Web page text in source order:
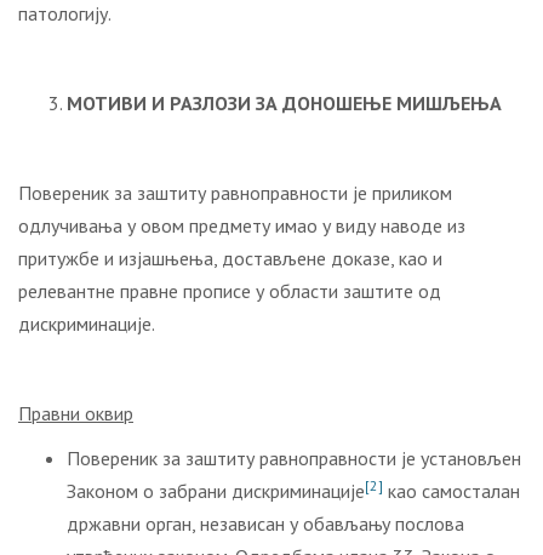
патологију.
МОТИВИ И РАЗЛОЗИ ЗА ДОНОШЕЊЕ МИШЉЕЊА
Повереник за заштиту равноправности је приликом
одлучивања у овом предмету имао у виду наводе из
притужбе и изјашњења, достављене доказе, као и
релевантне правне прописе у области заштите од
дискриминације.
Правни оквир
Повереник за заштиту равноправности је установљен
Законом о забрани дискриминације[2] као самосталан
државни орган, независан у обављању послова